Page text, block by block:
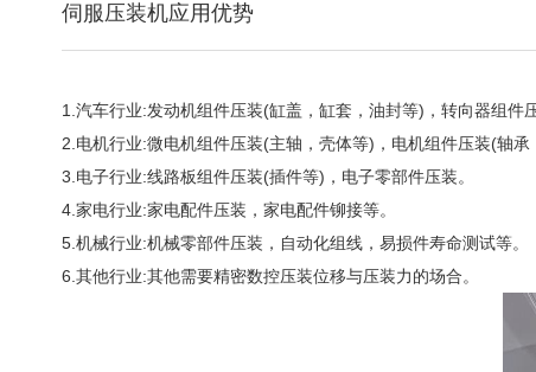
伺服压装机应用优势
1.汽车行业:发动机组件压装(缸盖，缸套，油封等)，转向器组
2.电机行业:微电机组件压装(主轴，壳体等)，电机组件压装(轴承
3.电子行业:线路板组件压装(插件等)，电子零部件压装。
4.家电行业:家电配件压装，家电配件铆接等。
5.机械行业:机械零部件压装，自动化组线，易损件寿命测试等。
6.其他行业:其他需要精密数控压装位移与压装力的场合。